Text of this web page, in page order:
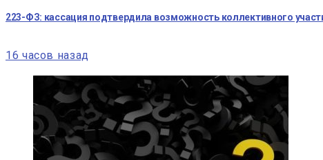
223-ФЗ: кассация подтвердила возможность коллективного
16 часов назад